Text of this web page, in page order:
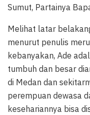
Sumut, Partainya
Melihat latar
menurut penulis
kebanyakan, Ade
tumbuh dan besar
di Medan dan
perempuan dewasa
kesehariannya bisa